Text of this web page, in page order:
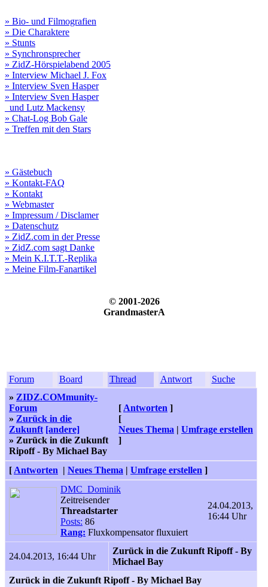
» Bio- und Filmografien
» Die Charaktere
» Stunts
» Synchronsprecher
» ZidZ-Hörspielabend 2005
» Interview Michael J. Fox
» Interview Sven Hasper
» Interview Sven Hasper
und Lutz Mackensy
» Chat-Log Bob Gale
» Treffen mit den Stars
» Gästebuch
» Kontakt-FAQ
» Kontakt
» Webmaster
» Impressum / Disclamer
» Datenschutz
» ZidZ.com in der Presse
» ZidZ.com sagt Danke
» Mein K.I.T.T.-Replika
» Meine Film-Fanartikel
© 2001-2026
GrandmasterA
Forum Board Thread Antwort
Suche
» ZIDZ.COMmunity-
Forum
» Zurück in die
Zukunft [andere]
» Zurück in die Zukunft
Ripoff - By Michael Bay
[ Antworten ]
[
Neues Thema | Umfrage erstellen
]
[ Antworten | Neues Thema | Umfrage erstellen ]
DMC_Dominik
Zeitreisender
Threadstarter
Posts: 86
Rang: Fluxkompensator fluxuiert
24.04.2013,
16:44 Uhr
24.04.2013, 16:44 Uhr
Zurück in die Zukunft Ripoff - By
Michael Bay
Zurück in die Zukunft Ripoff - By Michael Bay